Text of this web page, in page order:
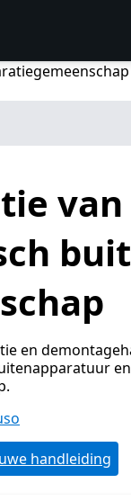
van
en
en
handleiding